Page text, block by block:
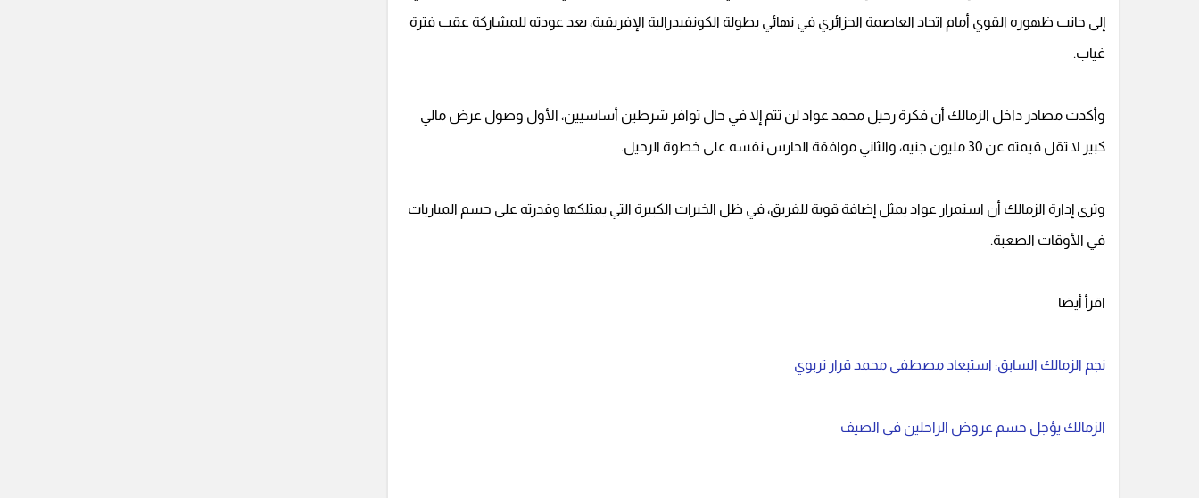
إلى جانب ظهوره القوي أمام اتحاد العاصمة الجزائري في نهائي بطولة الكونفيدرالية الإفريقية، بعد عودته للمشاركة عقب فترة
غياب.
وأكدت مصادر داخل الزمالك أن فكرة رحيل محمد عواد لن تتم إلا في حال توافر شرطين أساسيين، الأول وصول عرض مالي
كبير لا تقل قيمته عن 30 مليون جنيه، والثاني موافقة الحارس نفسه على خطوة الرحيل.
وترى إدارة الزمالك أن استمرار عواد يمثل إضافة قوية للفريق، في ظل الخبرات الكبيرة التي يمتلكها وقدرته على حسم المباريات
في الأوقات الصعبة.
اقرأ أيضا
نجم الزمالك السابق: استبعاد مصطفى محمد قرار تربوي
الزمالك يؤجل حسم عروض الراحلين في الصيف